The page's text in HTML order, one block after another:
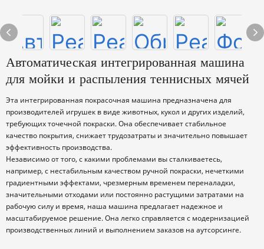
Автоматическая интегрированная машина
для мойки и распыления теннисных мячей
Эта интегрированная покрасочная машина предназначена для
производителей игрушек в виде животных, кукол и других изделий,
требующих точечной покраски. Она обеспечивает стабильное
качество покрытия, снижает трудозатраты и значительно повышает
эффективность производства.
Независимо от того, с какими проблемами вы сталкиваетесь,
например, с нестабильным качеством ручной покраски, нечеткими
градиентными эффектами, чрезмерным временем переналадки,
значительными отходами или постоянно растущими затратами на
рабочую силу и время, наша машина предлагает надежное и
масштабируемое решение. Она легко справляется с модернизацией
производственных линий и выполнением заказов на аутсорсинге.